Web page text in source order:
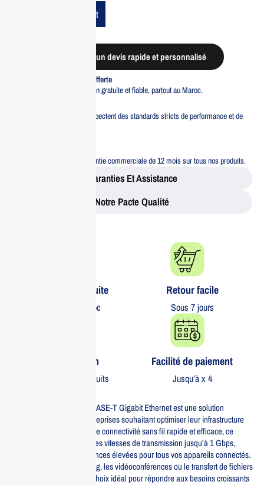
Add To Cart
Demander un devis rapide et personnalisé
Livraison standard offerte
Profitez d’une livraison gratuite et fiable, partout au Maroc.
Tous nos produits respectent des standards stricts de performance et de
Bénéficiez d’une garantie commerciale de 12 mois sur tous nos produits.
Garanties Et Assistance
Notre Pacte Qualité
Livraison gratuite​
partout au Maroc
Retour facile​
Sous 7 jours
Garantie 1 an
Sur tous nos produits
Facilité de paiement
Jusqu’à x 4
Le contrôleur sans fil 1000BASE-T Gigabit Ethernet est une solution
incontournable pour les entreprises souhaitant optimiser leur infrastructure
réseau. Conçu pour offrir une connectivité sans fil rapide et efficace, ce
dispositif prend en charge des vitesses de transmission jusqu’à 1 Gbps,
assurant ainsi des performances élevées pour tous vos appareils connectés.
Que ce soit pour le streaming, les vidéoconférences ou le transfert de fichiers
lourds, ce contrôleur est le choix idéal pour répondre aux besoins croissants